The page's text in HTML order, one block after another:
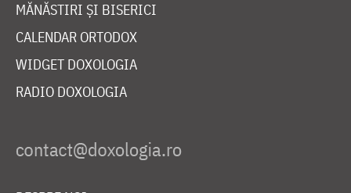
MĂNĂSTIRI ȘI BISERICI
CALENDAR ORTODOX
WIDGET DOXOLOGIA
RADIO DOXOLOGIA